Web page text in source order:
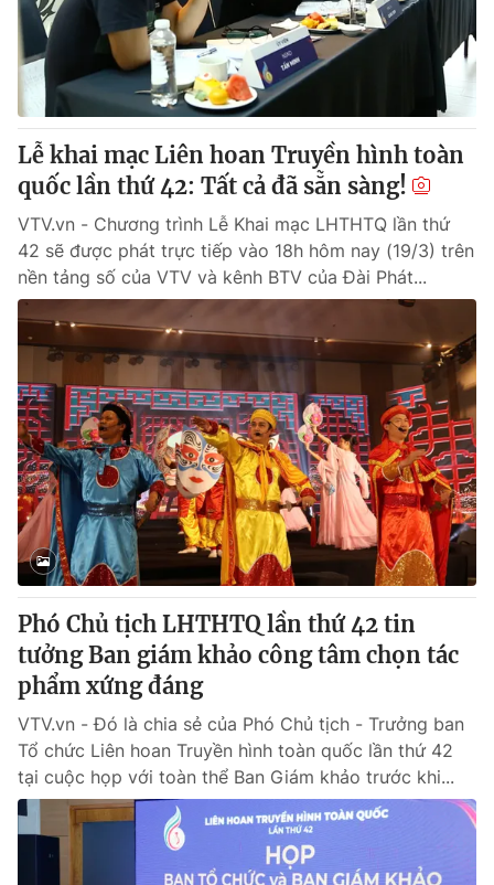
VTV4 Vươn mình bằng AI
VTV9 VTV8
Liên hệ tòa soạn English
THỜI BÁO VTV
Theo dõi báo trên
Cơ quan chủ quản:Đài Truyền hình Việt Nam
Cơ quan báo chí:Thời báo VTV
Giấy phép hoạt động báo in và báo điện tử số 483/GP-BTTTT
cấp ngày 29/12/2023
Tổng Biên tập: Vũ Thanh Thủy
Phó Tổng Biên tập:Nguyễn Thị Mỹ Hạnh, Phạm Quốc Thắng,
Nguyễn Trọng Ninh
Tổng đài VTV:024.38 355 931 - 024.38 355 932
Ðiện thoại Thời báo VTV:024.66 897 897
Email:toasoan@vtv.vn
Liên hệ quảng cáo:
024-7300.7108
Lễ khai mạc Liên hoan Truyền hình toàn
quốc lần thứ 42: Tất cả đã sẵn sàng!
VTV.vn - Chương trình Lễ Khai mạc LHTHTQ lần thứ
42 sẽ được phát trực tiếp vào 18h hôm nay (19/3) trên
nền tảng số của VTV và kênh BTV của Đài Phát...
Phó Chủ tịch LHTHTQ lần thứ 42 tin
tưởng Ban giám khảo công tâm chọn tác
phẩm xứng đáng
VTV.vn - Đó là chia sẻ của Phó Chủ tịch - Trưởng ban
Tổ chức Liên hoan Truyền hình toàn quốc lần thứ 42
tại cuộc họp với toàn thể Ban Giám khảo trước khi...